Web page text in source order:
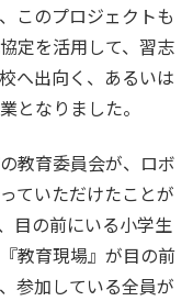
このプロジェクトも
定を活用して、習志
へ出向く、あるいは
となりました。
教育委員会が、ロボ
ていただけたことが
目の前にいる小学生
教育現場』が目の前
参加している全員が